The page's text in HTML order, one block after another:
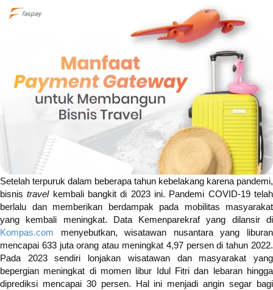
Setelah terpuruk dalam beberapa tahun kebelakang karena pandemi,
bisnistravelkembali bangkit di 2023 ini. Pandemi COVID-19 telah
berlalu dan memberikan berdampak pada mobilitas masyarakat
yang kembali meningkat. Data Kemenparekraf yang dilansir di
Kompas.com menyebutkan, wisatawan nusantara yang liburan
mencapai 633 juta orang atau meningkat 4,97 persen di tahun 2022.
Pada 2023 sendiri lonjakan wisatawan dan masyarakat yang
bepergian meningkat di momen libur Idul Fitri dan lebaran hingga
diprediksi mencapai 30 persen. Hal ini menjadi angin segar bagi